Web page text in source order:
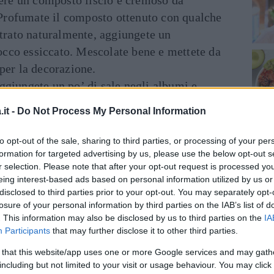
- Do Not Process My Personal Information
opt-out of the sale, sharing to third parties, or processing of your
for targeted advertising by us, please use the below opt-out
selection. Please note that after your opt-out request is processed
interest-based ads based on personal information utilized by us
to third parties prior to your opt-out. You may separately
of your personal information by third parties on the IAB’s list of
This information may also be disclosed by us to third parties on the
Participants that may further disclose it to other third parties.
that this website/app uses one or more Google services and may
but not limited to your visit or usage behaviour. You may
il composto ottenuto con qualche
naturalmente, aggiungete un
essiccato. Mescolate bene e mettete da
la decorazione.
un po’ di sale negli albumi e
mescolate delicatamente e amalgamate
gli albumi così preparati e il purè di pere.
distribuite in ognuna il composto
Servite con una spolverata di cacao
essiccato e i biscottini: con un po’ di
E COTTURA: